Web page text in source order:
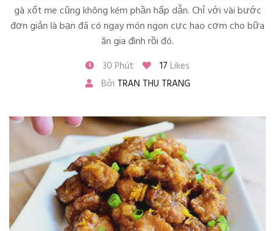
gà xốt me cũng không kém phần hấp dẫn. Chỉ với vài bước
đơn giản là bạn đã có ngay món ngon cực hao cơm cho bữa
ăn gia đình rồi đó.
30 Phút 17 Likes
Bởi TRAN THU TRANG